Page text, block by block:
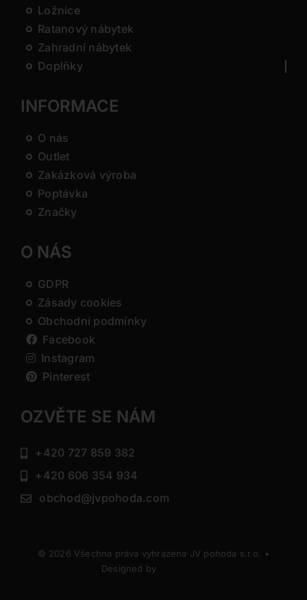
Ložnice
Ratanový nábytek
Zahradní nábytek
Doplňky
INFORMACE
O nás
Outlet
Zakázková výroba
Poptávka
Značky
O NÁS
GDPR
Zásady cookies
Obchodní podmínky
Facebook
Instagram
Pinterest
OZVĚTE SE NÁM
+420 727 859 382
+420 606 354 934
obchod@jvpohoda.com
© 2026 Všechna práva vyhrazena JV pohoda s.r.o. •
Designed by